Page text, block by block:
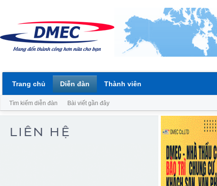
Trang chủ Diễn đàn
Tìm kiếm diễn đàn Bài viết gần đây
Thành viên